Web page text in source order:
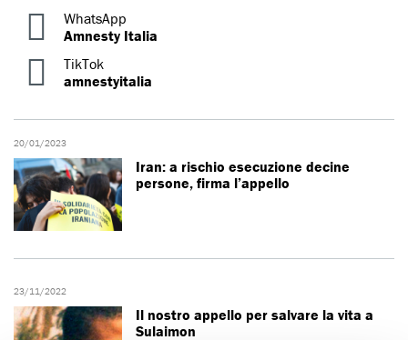
WhatsApp
Amnesty Italia
TikTok
amnestyitalia
20/01/2023
Iran: a rischio esecuzione decine
persone, firma l’appello
23/11/2022
Il nostro appello per salvare la vita a
Sulaimon